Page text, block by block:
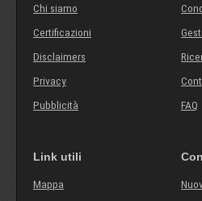
Chi siamo
Certificazioni
Disclaimers
Privacy
Pubblicità
FAQ
Link utili
Mappa